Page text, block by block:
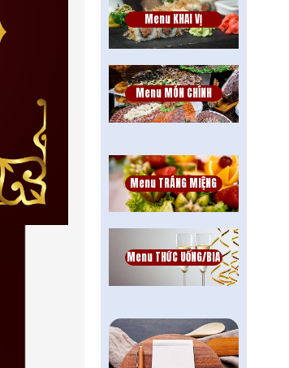
Menu KHAI VỊ
Menu MÓN CHÍNH
Menu TRÁNG MIỆNG
Menu THỨC UỐNG/BIA